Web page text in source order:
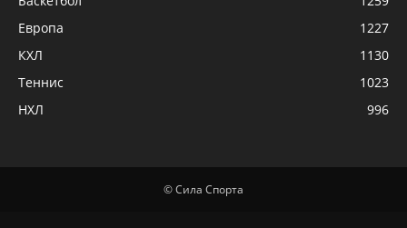
Европа
1227
КХЛ
1130
Теннис
1023
НХЛ
996
© Сила Спорта